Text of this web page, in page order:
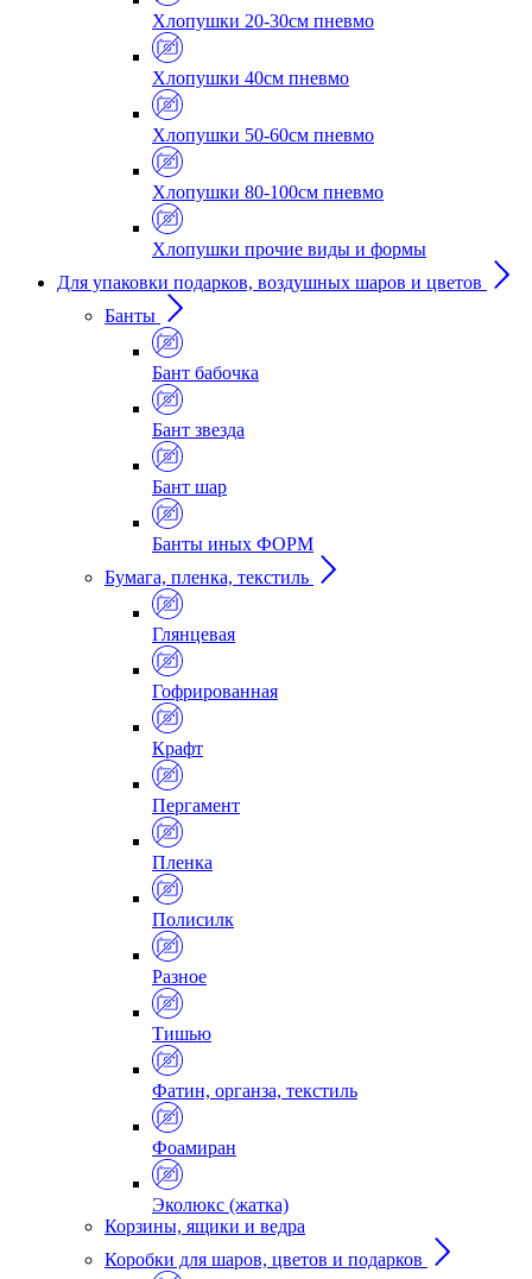
Хлопушки 20-30см пневмо
Хлопушки 40см пневмо
Хлопушки 50-60см пневмо
Хлопушки 80-100см пневмо
Хлопушки прочие виды и формы
Для упаковки подарков, воздушных шаров и цветов
Банты
Бант бабочка
Бант звезда
Бант шар
Банты иных ФОРМ
Бумага, пленка, текстиль
Глянцевая
Гофрированная
Крафт
Пергамент
Пленка
Полисилк
Разное
Тишью
Фатин, органза, текстиль
Фоамиран
Эколюкс (жатка)
Корзины, ящики и ведра
Коробки для шаров, цветов и подарков